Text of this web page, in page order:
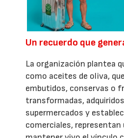
Un recuerdo que
La organización plantea
como aceites de oliva,
embutidos, conservas o
transformadas,
supermercados y
comerciales, representan